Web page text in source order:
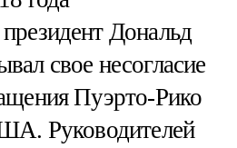
Дональд
свое несогласие
Пуэрто-Рико
Руководителей